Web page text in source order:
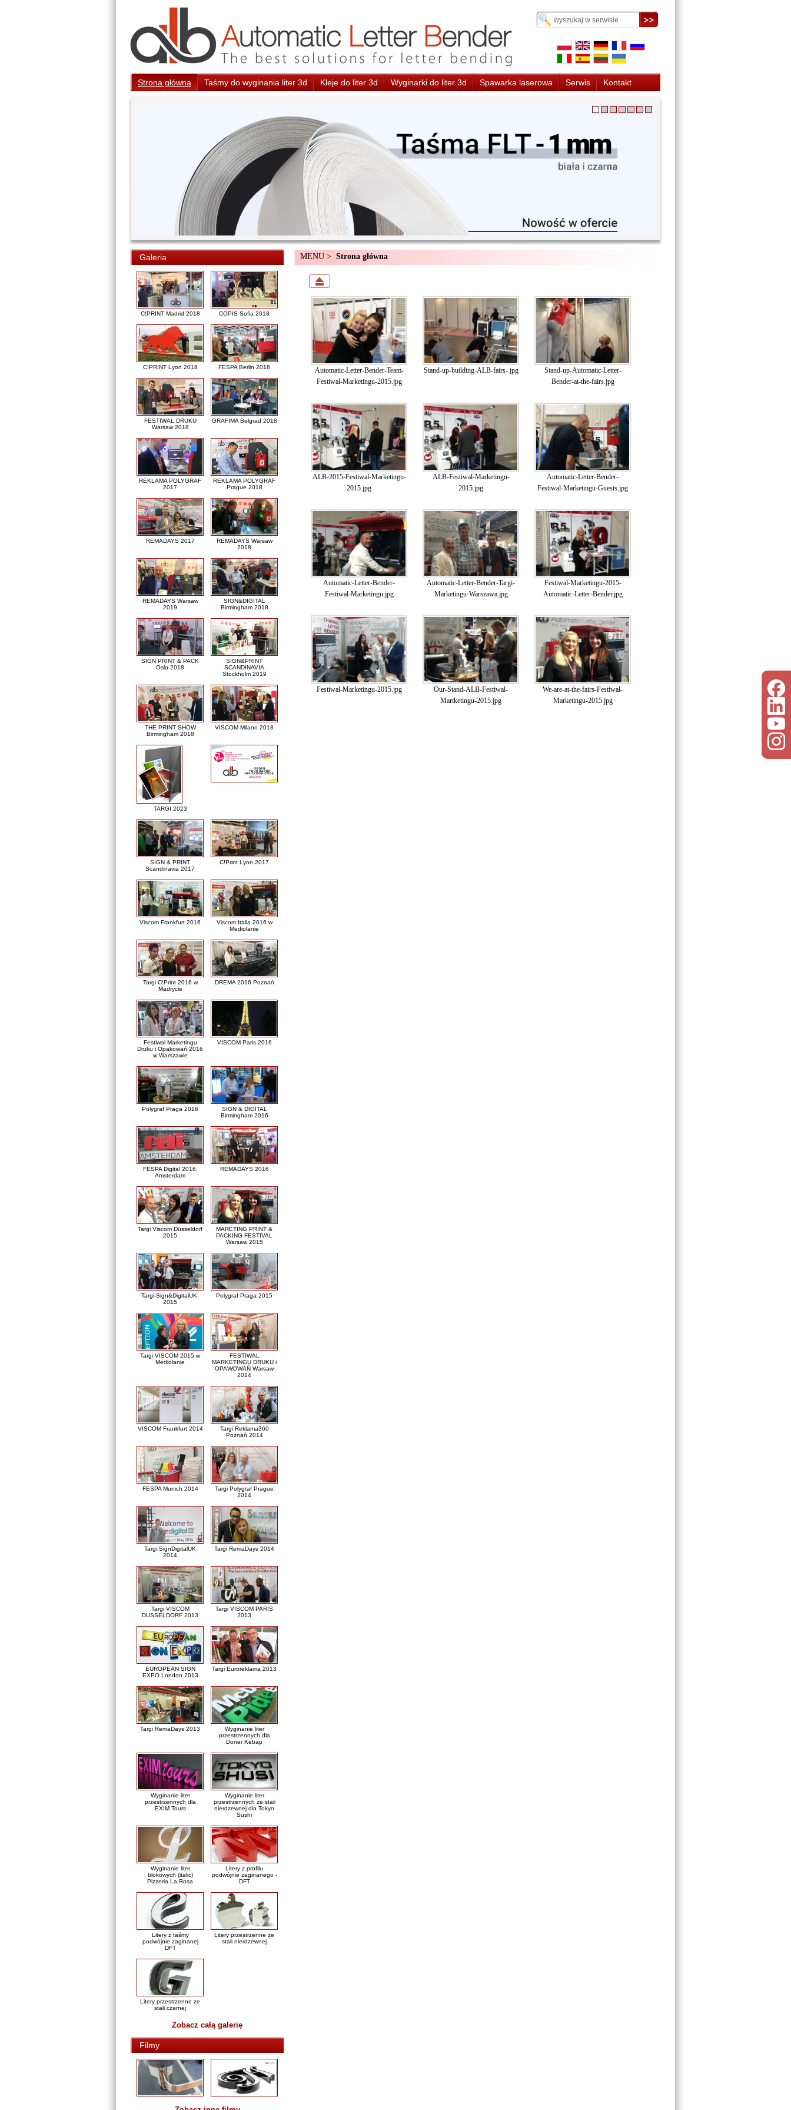
Strona główna Taśmy do wyginania liter 3d Kleje do liter 3d Wyginarki do liter 3d Spawarka laserowa Serwis Kontakt
Galeria
C!PRINT Madrid 2018 COPIS Sofia 2018
C!PRINT Lyon 2018 FESPA Berlin 2018
FESTIWAL DRUKU
Warsaw 2018
GRAFIMA Belgrad 2018
REKLAMA POLYGRAF
2017
REKLAMA POLYGRAF
Prague 2018
REMADAYS 2017
REMADAYS Warsaw
2018
REMADAYS Warsaw
2019
SIGN&DIGITAL
Birmingham 2018
SIGN PRINT & PACK
Oslo 2018
SIGN&PRINT
SCANDINAVIA
Stockholm 2019
THE PRINT SHOW
Birmingham 2018
VISCOM Milano 2018
TARGI 2023
SIGN & PRINT
Scandinavia 2017
C!Print Lyon 2017
Viscom Frankfurt 2016
Viscom Italia 2016 w
Mediolanie
Targi C!Print 2016 w
Madrycie
DREMA 2016 Poznań
Festiwal Marketingu
Druku i Opakowań 2016
w Warszawie
VISCOM Paris 2016
Polygraf Praga 2016
SIGN & DIGITAL
Birmingham 2016
FESPA Digital 2016,
Amsterdam
REMADAYS 2016
Targi Viscom Düsseldorf
2015
MARETING PRINT &
PACKING FESTIVAL
Warsaw 2015
Targi-Sign&DigitalUK-
2015
Polygraf Praga 2015
Targi VISCOM 2015 w
Mediolanie
FESTIWAL
MARKETINGU DRUKU i
OPAWOWAŃ Warsaw
2014
VISCOM Frankfurt 2014
Targi Reklama360
Poznań 2014
FESPA Munich 2014
Targi Polygraf Prague
2014
Targi SignDigitalUK
2014
Targi RemaDays 2014
Targi VISCOM
DUSSELDORF 2013
Targi VISCOM PARIS
2013
EUROPEAN SIGN
EXPO London 2013
Targi Euroreklama 2013
Targi RemaDays 2013
Wyginanie liter
przestrzennych dla
Doner Kebap
Wyginanie liter
przestrzennych dla
EXIM Tours
Wyginanie liter
przestrzennych ze stali
nierdzewnej dla Tokyo
Sushi
Wyginanie liter
blokowych (italic)
Pizzeria La Rosa
Litery z profilu
podwójnie zaginanego -
DFT
Litery z taśmy
podwójnie zaginanej
DFT
Litery przestrzenne ze
stali nierdzewnej
Litery przestrzenne ze
stali czarnej
Zobacz całą galerię
Filmy
MENU > Strona główna
Automatic-Letter-Bender-Team-
Festiwal-Marketingu-2015.jpg
Stand-up-building-ALB-fairs-.jpg
Stand-up-Automatic-Letter-
Bender-at-the-fairs.jpg
ALB-2015-Festiwal-Marketingu-
2015.jpg
ALB-Festiwal-Marketingu-
2015.jpg
Automatic-Letter-Bender-
Festiwal-Marketingu-Guests.jpg
Automatic-Letter-Bender-
Festiwal-Marketingu.jpg
Automatic-Letter-Bender-Targi-
Marketingu-Warszawa.jpg
Festiwal-Marketingu-2015-
Automatic-Letter-Bender.jpg
Festiwal-Marketingu-2015.jpg
Our-Stand-ALB-Festiwal-
Martketingu-2015.jpg
We-are-at-the-fairs-Festiwal-
Marketingu-2015.jpg